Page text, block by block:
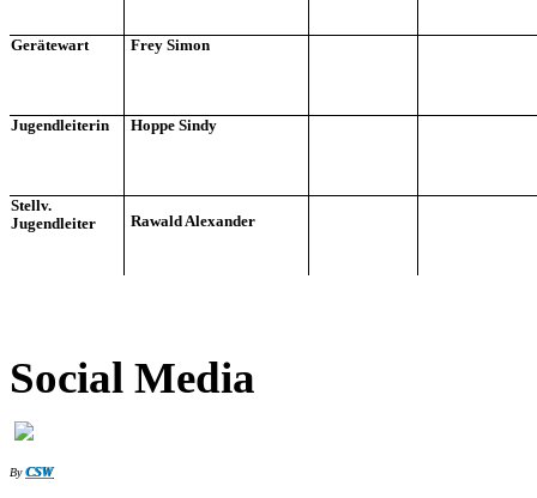
Gerätewart Frey Simon
Jugendleiterin Hoppe Sindy
Stellv.
Jugendleiter
Rawald Alexander
Social Media
ByCSW